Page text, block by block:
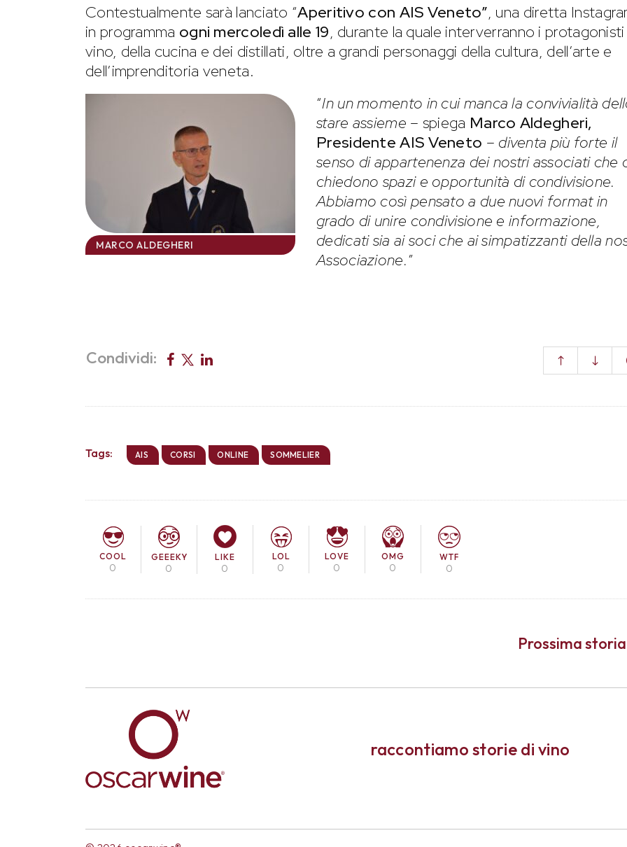
Contestualmente sarà lanciato “Aperitivo con AIS Veneto”, una diretta
in programma ogni mercoledì alle 19, durante la quale interverranno i
vino, della cucina e dei distillati, oltre a grandi personaggi della cultura, dell’arte e
dell’imprenditoria veneta.
MARCO ALDEGHERI
“In un momento in cui manca la convivialità
stare assieme – spiega Marco Aldegheri,
Presidente AIS Veneto – diventa più forte il
senso di appartenenza dei nostri associati che
chiedono spazi e opportunità di condivisione.
Abbiamo così pensato a due nuovi format in
grado di unire condivisione e informazione,
dedicati sia ai soci che ai simpatizzanti della
Associazione.”
Condividi:
Tags: AIS CORSI ONLINE SOMMELIER
COOL
0
GEEEKY
0
LIKE
0
LOL
0
LOVE
0
OMG
0
WTF
0
Prossima storia
raccontiamo storie di vino